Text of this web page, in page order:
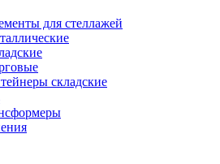
для стеллажей
складские